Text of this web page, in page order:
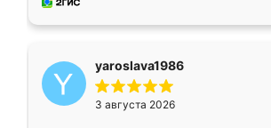
yaroslava1986
3 августа 2026